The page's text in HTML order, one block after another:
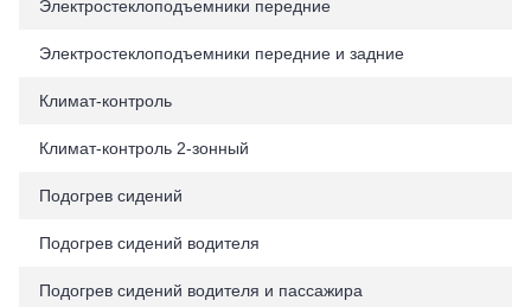
Электростеклоподъемники передние
Электростеклоподъемники передние и задние
Климат-контроль
Климат-контроль 2-зонный
Подогрев сидений
Подогрев сидений водителя
Подогрев сидений водителя и пассажира